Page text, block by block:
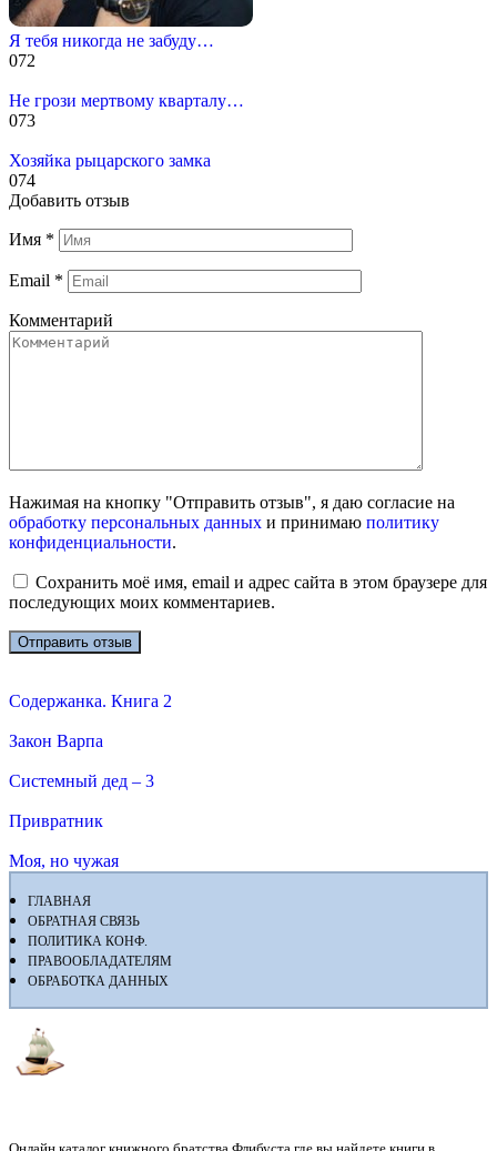
Я тебя никогда не забуду…
072
Не грози мертвому кварталу…
073
Хозяйка рыцарского замка
074
Добавить отзыв
Имя *
Email *
Комментарий
Нажимая на кнопку "Отправить отзыв", я даю согласие на
обработку персональных данных и принимаю политику
конфиденциальности.
Сохранить моё имя, email и адрес сайта в этом браузере для
последующих моих комментариев.
Содержанка. Книга 2
Закон Варпа
Системный дед – 3
Привратник
Моя, но чужая
ГЛАВНАЯ
ОБРАТНАЯ СВЯЗЬ
ПОЛИТИКА КОНФ.
ПРАВООБЛАДАТЕЛЯМ
ОБРАБОТКА ДАННЫХ